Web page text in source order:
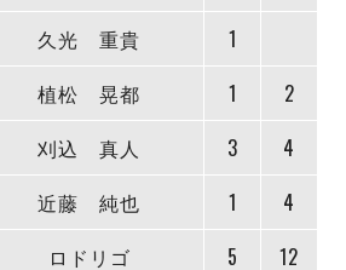
2PK
Ｆリーグカップ 2026
台
飾
浜
山
Ｆ１）
久光 重貴
1
植松 晃都 1
2
刈込 真人 3
4
近藤 純也 1
4
ロドリゴ 5
12